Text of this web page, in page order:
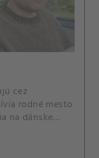
cez
rodné mesto
na dánske